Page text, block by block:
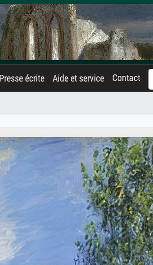
Presse écrite Aide et service Contact